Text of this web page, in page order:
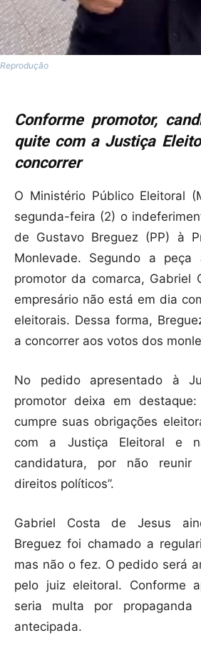
Reprodução
Conforme promotor,
quite com a Justiça
concorrer
O Ministério Público Eleitoral
segunda-feira (2) o
de Gustavo Breguez (PP) à
Monlevade. Segundo a peça
promotor da comarca, Gabriel
empresário não está em dia
eleitorais. Dessa forma,
a concorrer aos votos dos
No pedido apresentado à
promotor deixa em destaque:
cumpre suas obrigações
com a Justiça Eleitoral e
candidatura, por não
direitos políticos”.
Gabriel Costa de Jesus
Breguez foi chamado a
mas não o fez. O pedido será
pelo juiz eleitoral. Conforme
seria multa por propaganda
antecipada.